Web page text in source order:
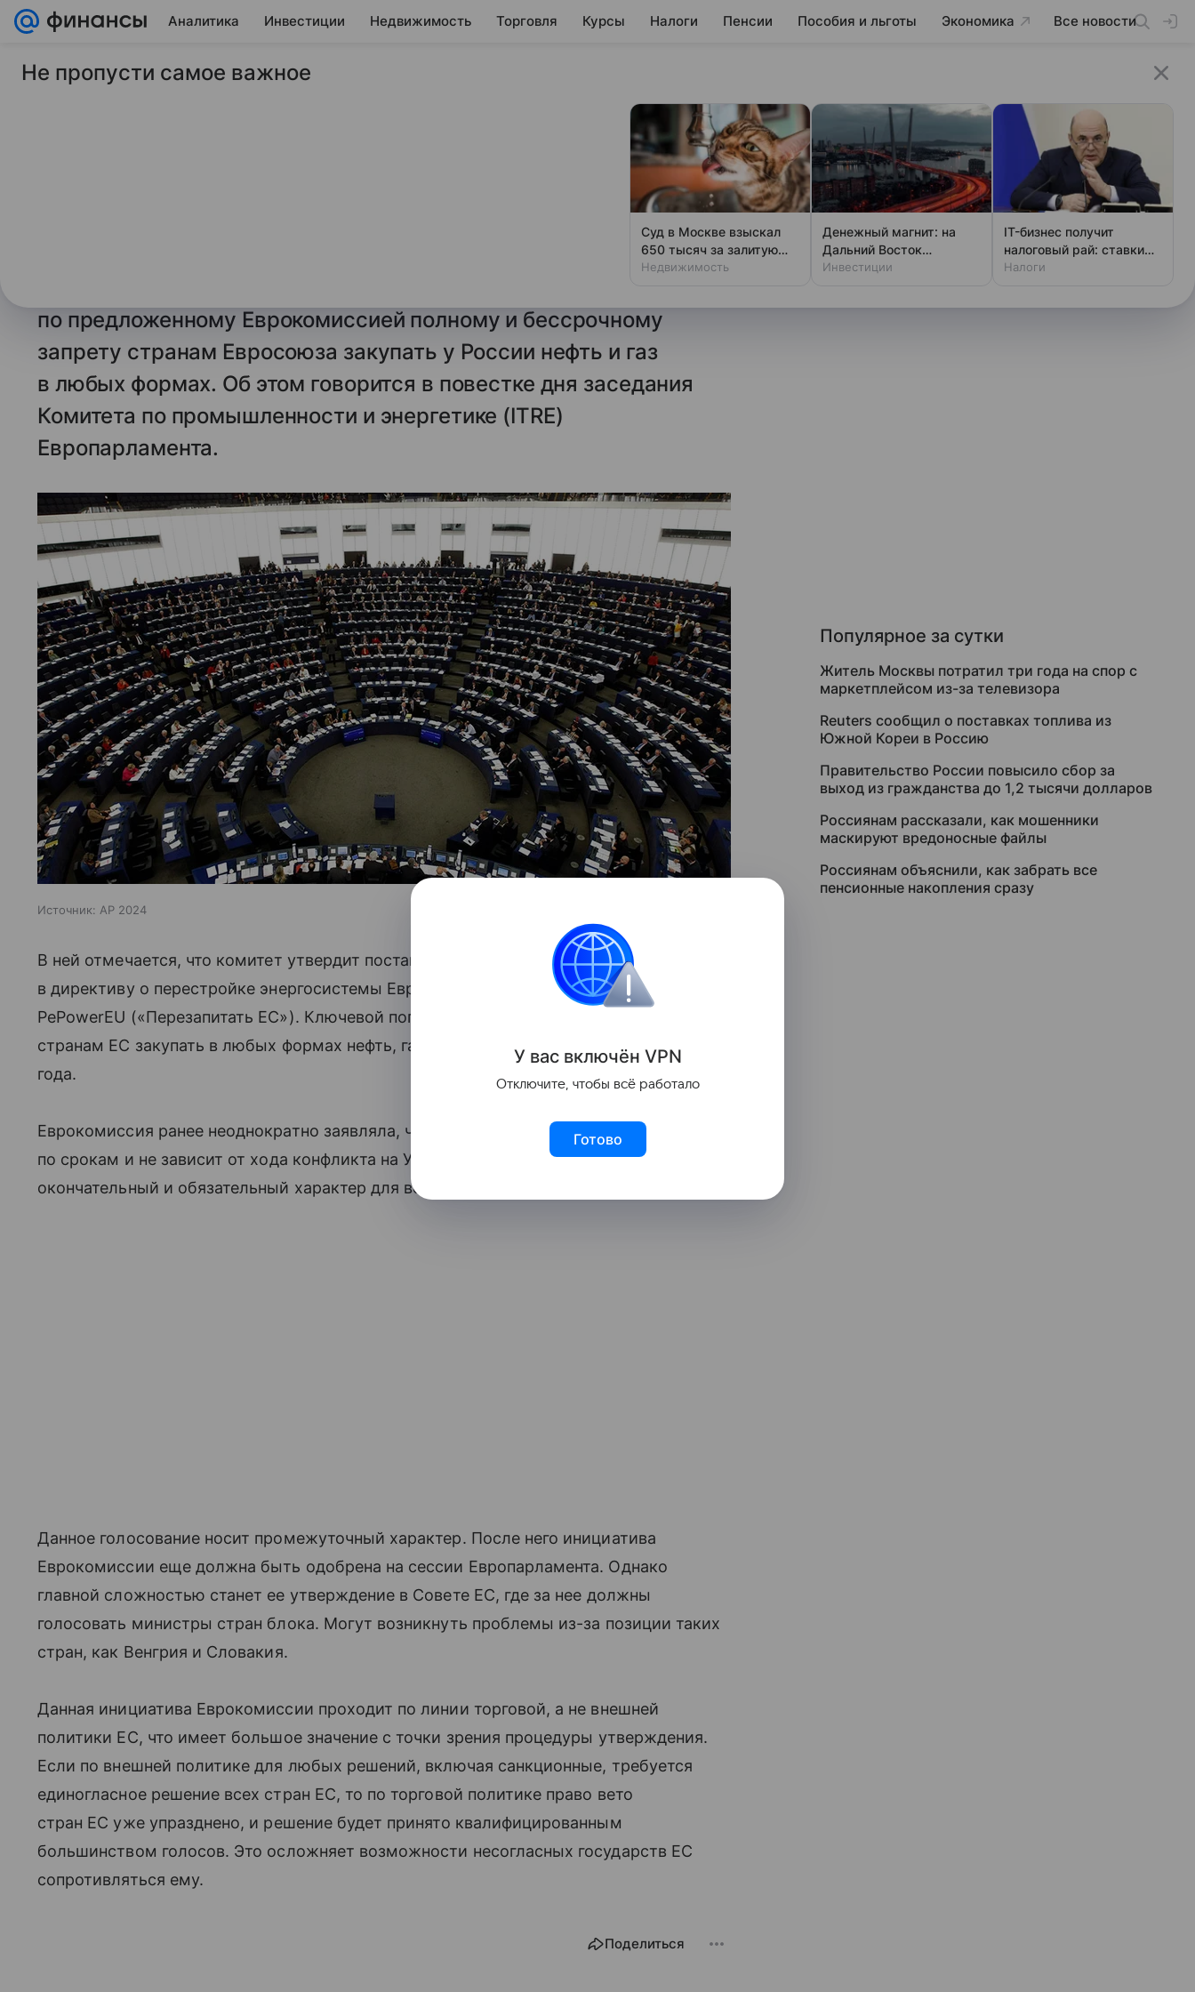
Аналитика Инвестиции Недвижимость Торговля Курсы Налоги Пенсии Пособия и льготы Экономика Все новости
11 октября 2025 ТАСС
ЕП проведет 16 октября голосование
по запрету странам ЕС закупать нефть
/. Европарламент (ЕП) 16 октября
по предложенному Еврокомиссией полному и бессрочному
запрету странам Евросоюза закупать у России нефть и газ
в любых формах. Об этом говорится в повестке дня заседания
Комитета по промышленности и энергетике (ITRE)
Европарламента.
Источник: AP 2024
В ней отмечается, что комитет утвердит постановление Еврокомиссии о поправках
в директиву о перестройке энергосистемы Евросоюза, которая носит название
PеPowerEU («Перезапитать ЕС»). Ключевой поправкой является полный запрет
странам ЕС закупать в любых формах нефть, газ и нефтепродукты у России с 2028
года.
Еврокомиссия ранее неоднократно заявляла, что это постановление не ограничено
по срокам и не зависит от хода конфликта на Украине, оно будет носить
окончательный и обязательный характер для всех государств ЕС.
Данное голосование носит промежуточный характер. После него инициатива
Еврокомиссии еще должна быть одобрена на сессии Европарламента. Однако
главной сложностью станет ее утверждение в Совете ЕС, где за нее должны
голосовать министры стран блока. Могут возникнуть проблемы из-за позиции таких
стран, как Венгрия и Словакия.
Данная инициатива Еврокомиссии проходит по линии торговой, а не внешней
политики ЕС, что имеет большое значение с точки зрения процедуры утверждения.
Если по внешней политике для любых решений, включая санкционные, требуется
единогласное решение всех стран ЕС, то по торговой политике право вето
стран ЕС уже упразднено, и решение будет принято квалифицированным
большинством голосов. Это осложняет возможности несогласных государств ЕС
сопротивляться ему.
Поделиться
Популярное за сутки
Житель Москвы потратил три года на спор с
маркетплейсом из-за телевизора
Reuters сообщил о поставках топлива из
Южной Кореи в Россию
Правительство России повысило сбор за
выход из гражданства до 1,2 тысячи долларов
Россиянам рассказали, как мошенники
маскируют вредоносные файлы
Россиянам объяснили, как забрать все
пенсионные накопления сразу
Не пропусти самое важное
Суд в Москве взыскал
650 тысяч за залитую
кошкой квартиру
Недвижимость
Денежный магнит: на
Дальний Восток
привлекут новые
Инвестиции
IT-бизнес получит
налоговый рай: ставки
снижают до 3%
Налоги
У вас включён VPN
Отключите, чтобы всё работало
Готово